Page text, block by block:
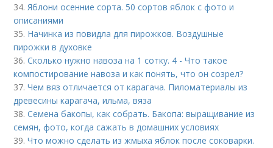
34. Яблони осенние сорта. 50 сортов яблок с фото и
описаниями
35. Начинка из повидла для пирожков. Воздушные
пирожки в духовке
36.Сколько нужно навоза на 1 сотку. 4 - Что такое
компостирование навоза и как понять, что он созрел?
37.Чем вяз отличается от карагача. Пиломатериалы из
древесины карагача, ильма, вяза
38.Семена бакопы, как собрать. Бакопа: выращивание из
семян, фото, когда сажать в домашних условиях
39.Что можно сделать из жмыха яблок после соковарки.